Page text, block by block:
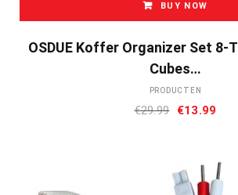
BUY NOW
OSDUE Koffer Organizer Set 8-
Cubes…
PRODUCTEN
€29.99
€29.99.
€13.99